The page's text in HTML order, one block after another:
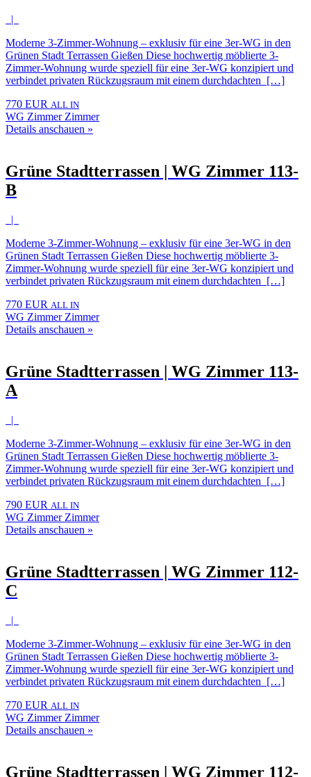
|
Moderne 3-Zimmer-Wohnung – exklusiv für eine 3er-WG in den
Grünen Stadt Terrassen Gießen Diese hochwertig möblierte 3-
Zimmer-Wohnung wurde speziell für eine 3er-WG konzipiert und
verbindet privaten Rückzugsraum mit einem durchdachten […]
770 EUR ALL IN
WG Zimmer Zimmer
Details anschauen »
Grüne Stadtterrassen | WG Zimmer 113-
B
|
Moderne 3-Zimmer-Wohnung – exklusiv für eine 3er-WG in den
Grünen Stadt Terrassen Gießen Diese hochwertig möblierte 3-
Zimmer-Wohnung wurde speziell für eine 3er-WG konzipiert und
verbindet privaten Rückzugsraum mit einem durchdachten […]
770 EUR ALL IN
WG Zimmer Zimmer
Details anschauen »
Grüne Stadtterrassen | WG Zimmer 113-
A
|
Moderne 3-Zimmer-Wohnung – exklusiv für eine 3er-WG in den
Grünen Stadt Terrassen Gießen Diese hochwertig möblierte 3-
Zimmer-Wohnung wurde speziell für eine 3er-WG konzipiert und
verbindet privaten Rückzugsraum mit einem durchdachten […]
790 EUR ALL IN
WG Zimmer Zimmer
Details anschauen »
Grüne Stadtterrassen | WG Zimmer 112-
C
|
Moderne 3-Zimmer-Wohnung – exklusiv für eine 3er-WG in den
Grünen Stadt Terrassen Gießen Diese hochwertig möblierte 3-
Zimmer-Wohnung wurde speziell für eine 3er-WG konzipiert und
verbindet privaten Rückzugsraum mit einem durchdachten […]
770 EUR ALL IN
WG Zimmer Zimmer
Details anschauen »
Grüne Stadtterrassen | WG Zimmer 112-